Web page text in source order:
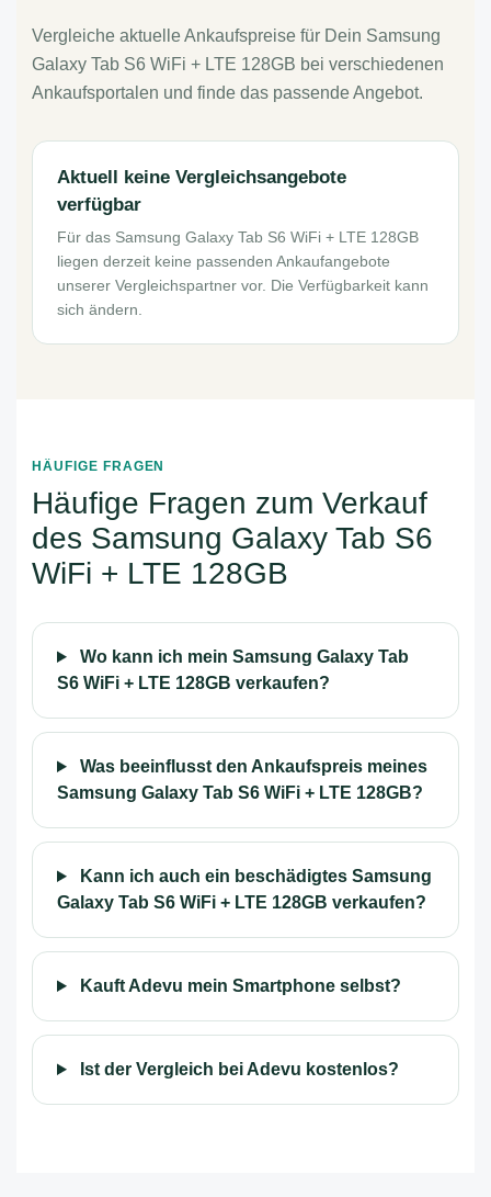
Vergleiche aktuelle Ankaufspreise für Dein Samsung
Galaxy Tab S6 WiFi + LTE 128GB bei verschiedenen
Ankaufsportalen und finde das passende Angebot.
Aktuell keine Vergleichsangebote
verfügbar
Für das Samsung Galaxy Tab S6 WiFi + LTE 128GB
liegen derzeit keine passenden Ankaufangebote
unserer Vergleichspartner vor. Die Verfügbarkeit kann
sich ändern.
HÄUFIGE FRAGEN
Häufige Fragen zum Verkauf
des Samsung Galaxy Tab S6
WiFi + LTE 128GB
Wo kann ich mein Samsung Galaxy Tab
S6 WiFi + LTE 128GB verkaufen?
Was beeinflusst den Ankaufspreis meines
Samsung Galaxy Tab S6 WiFi + LTE 128GB?
Kann ich auch ein beschädigtes Samsung
Galaxy Tab S6 WiFi + LTE 128GB verkaufen?
Kauft Adevu mein Smartphone selbst?
Ist der Vergleich bei Adevu kostenlos?